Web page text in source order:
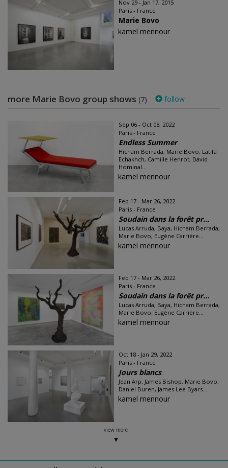
Nov 29 - Jan 17, 2015
Paris - France
Marie Bovo
kamel mennour
more Marie Bovo group shows (7) follow
Sep 06 - Oct 08, 2022
Paris - France
Endless Summer
Hicham Berrada, Marie Bovo, Latifa
Echakhch, Camille Henrot, David
Hominal...
kamel mennour
Feb 17 - Mar 26, 2022
Paris - France
Soudain dans la forêt pr...
Lucas Arruda, Baya, Hicham Berrada,
Marie Bovo, Eugène Carrière...
kamel mennour
Feb 17 - Mar 26, 2022
Paris - France
Soudain dans la forêt pr...
Lucas Arruda, Baya, Hicham Berrada,
Marie Bovo, Eugène Carrière...
kamel mennour
Oct 18 - Jan 29, 2022
Paris - France
Jours blancs
Jean Arp, James Bishop, Marie Bovo,
Daniel Buren, James Lee Byars...
kamel mennour
view more